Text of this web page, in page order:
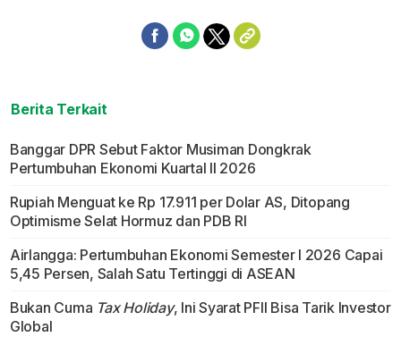
Berita Terkait
Banggar DPR Sebut Faktor Musiman Dongkrak
Pertumbuhan Ekonomi Kuartal II 2026
Rupiah Menguat ke Rp 17.911 per Dolar AS, Ditopang
Optimisme Selat Hormuz dan PDB RI
Airlangga: Pertumbuhan Ekonomi Semester I 2026 Capai
5,45 Persen, Salah Satu Tertinggi di ASEAN
Bukan Cuma Tax Holiday, Ini Syarat PFII Bisa Tarik Investor
Global